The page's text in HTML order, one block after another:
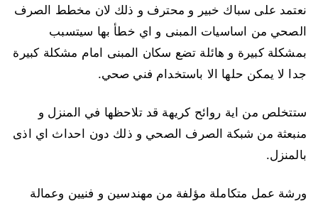
نعتمد على سباك خبير و محترف و ذلك لان مخطط الصرف
الصحي من اساسيات المبنى و اي خطأ بها سيتسبب
بمشكلة كبيرة و هائلة تضع سكان المبنى امام مشكلة كبيرة
جدا لا يمكن حلها الا باستخدام فني صحي.
ستتخلص من اية روائح كريهة قد تلاحظها في المنزل و
منبعثة من شبكة الصرف الصحي و ذلك دون احداث اي اذى
بالمنزل.
ورشة عمل متكاملة مؤلفة من مهندسين و فنيين وعمالة